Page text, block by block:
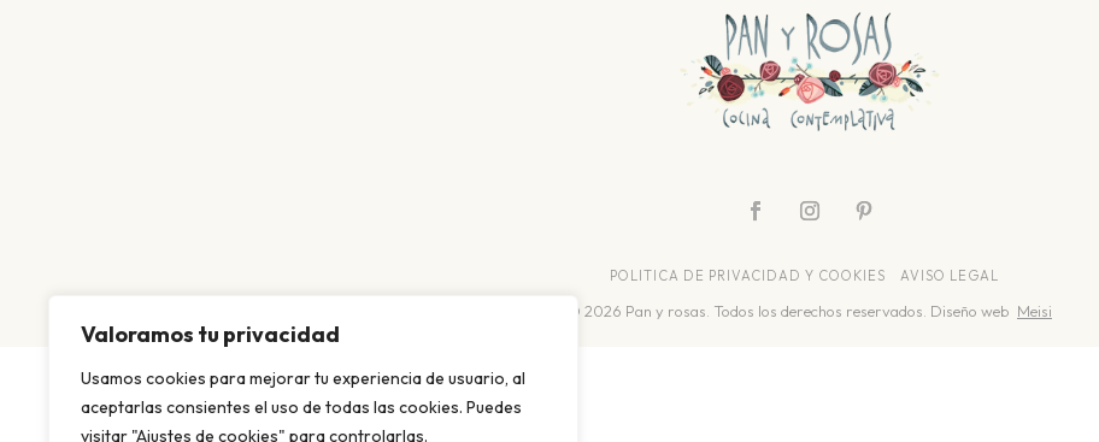
Valoramos tu privacidad
Usamos cookies para mejorar tu experiencia de usuario, al
aceptarlas consientes el uso de todas las cookies. Puedes
visitar "Ajustes de cookies" para controlarlas.
POLITICA DE PRIVACIDAD Y COOKIES AVISO LEGAL
© 2026 Pan y rosas. Todos los derechos reservados. Diseño web Meisi